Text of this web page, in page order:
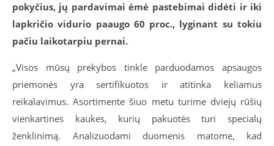
pokyčius, jų pardavimai ėmė pastebimai didėti ir iki
lapkričio vidurio paaugo 60 proc., lyginant su tokiu
pačiu laikotarpiu pernai.
„Visos mūsų prekybos tinkle parduodamos apsaugos
priemonės yra sertifikuotos ir atitinka keliamus
reikalavimus. Asortimente šiuo metu turime dviejų rūšių
vienkartines kaukes, kurių pakuotės turi specialų
ženklinimą. Analizuodami duomenis matome, kad